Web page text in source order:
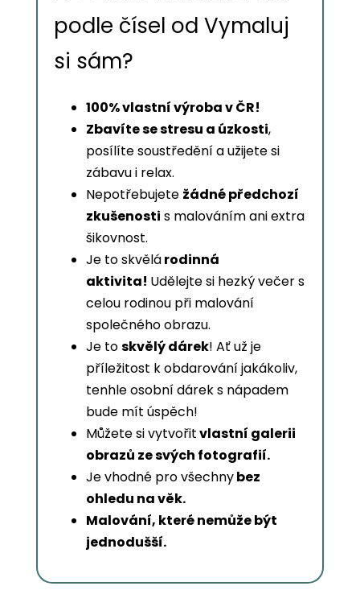
podle čísel od Vymaluj
si sám?
100% vlastní výroba v ČR!
Zbavíte se stresu a úzkosti,
posílíte soustředění a užijete si
zábavu i relax.
Nepotřebujete žádné předchozí
zkušenosti s malováním ani extra
šikovnost.
Je to skvělárodinná
aktivita! Udělejte si hezký večer s
celou rodinou při malování
společného obrazu.
Je toskvělý dárek! Ať už je
příležitost k obdarování jakákoliv,
tenhle osobní dárek s nápadem
bude mít úspěch!
Můžete si vytvořitvlastní galerii
obrazů ze svých fotografií.
Je vhodné pro všechnybez
ohledu na věk.
Malování, které nemůže být
jednodušší.